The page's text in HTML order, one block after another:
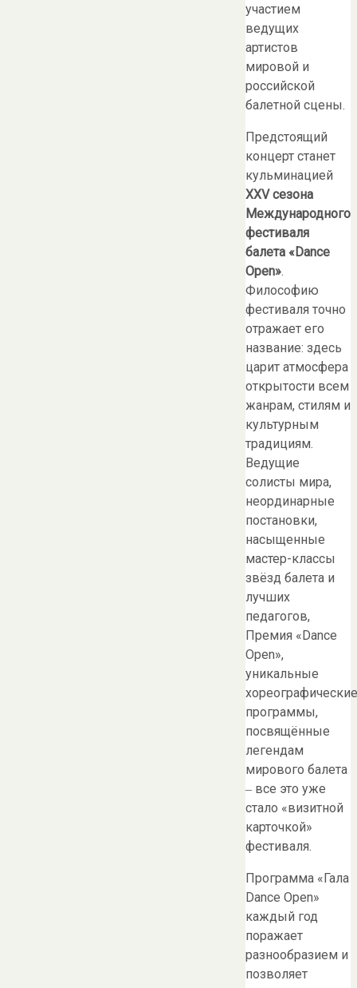
участием
ведущих
артистов
мировой и
российской
балетной сцены.
Предстоящий
концерт станет
кульминацией
XXVсезона
Международного
фестиваля
балета «Dance
Open».
Философию
фестиваля точно
отражает его
название: здесь
царит атмосфера
открытости всем
жанрам, стилям и
культурным
традициям.
Ведущие
солисты мира,
неординарные
постановки,
насыщенные
мастер-классы
звёзд балета и
лучших
педагогов,
Премия «Dance
Open»,
уникальные
хореографические
программы,
посвящённые
легендам
мирового балета
‒ все это уже
стало «визитной
карточкой»
фестиваля.
Программа «Гала
Dance Open»
каждый год
поражает
разнообразием и
позволяет